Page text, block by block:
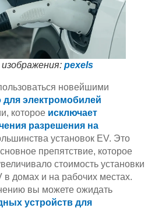
pexels
новейшими
для электромобилей
которое исключает
разрешения на
установок EV. Это
препятствие, которое
стоимость установки
в домах и на рабочих местах.
вы можете ожидать
устройств для